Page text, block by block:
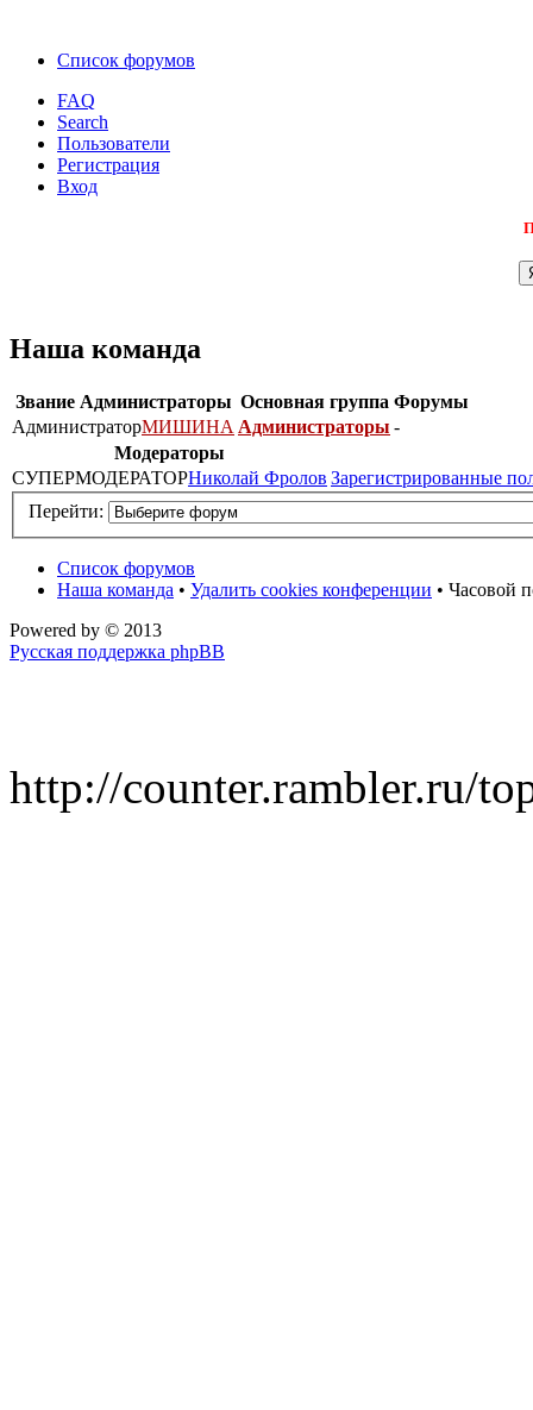
Список форумов
FAQ
Search
Пользователи
Регистрация
Вход
Наша команда
Звание Администраторы Основная группа Форумы
АдминистраторМИШИНА Администраторы -
Модераторы
СУПЕРМОДЕРАТОРНиколай Фролов Зарегистрированные
Перейти:
Список форумов
Наша команда • Удалить cookies конференции • Часовой
Powered by © 2013
Русская поддержка phpBB
http://counter.rambler.ru/